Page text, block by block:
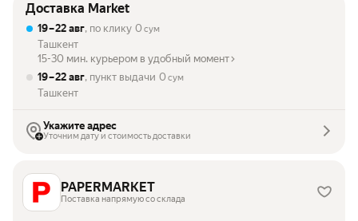
Доставка Market
19 – 22 авг, по клику 0 сум
Ташкент
15-30 мин. курьером в удобный момент
19 – 22 авг, пункт выдачи 0 сум
Ташкент
Укажите адрес
Уточним дату и стоимость доставки
PAPERMARKET
Поставка напрямую со склада